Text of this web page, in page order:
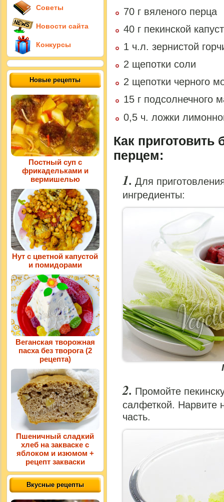
70 г вяленого перца
40 г пекинской
1 ч.л. зернистой
2 щепотки соли
2 щепотки черного
15 г подсолнечного
0,5 ч. ложки
Как
перцем:
Для
ингредиенты:
Промойте
салфеткой. Нарвите
часть.
Советы
Новости сайта
Конкурсы
Новые рецепты
Постный суп с
фрикадельками и
вермишелью
Нут с цветной капустой
и помидорами
Веганская творожная
пасха без творога (2
рецепта)
Пшеничный сладкий
хлеб на закваске с
яблоком и изюмом +
рецепт закваски
Вкусные рецепты